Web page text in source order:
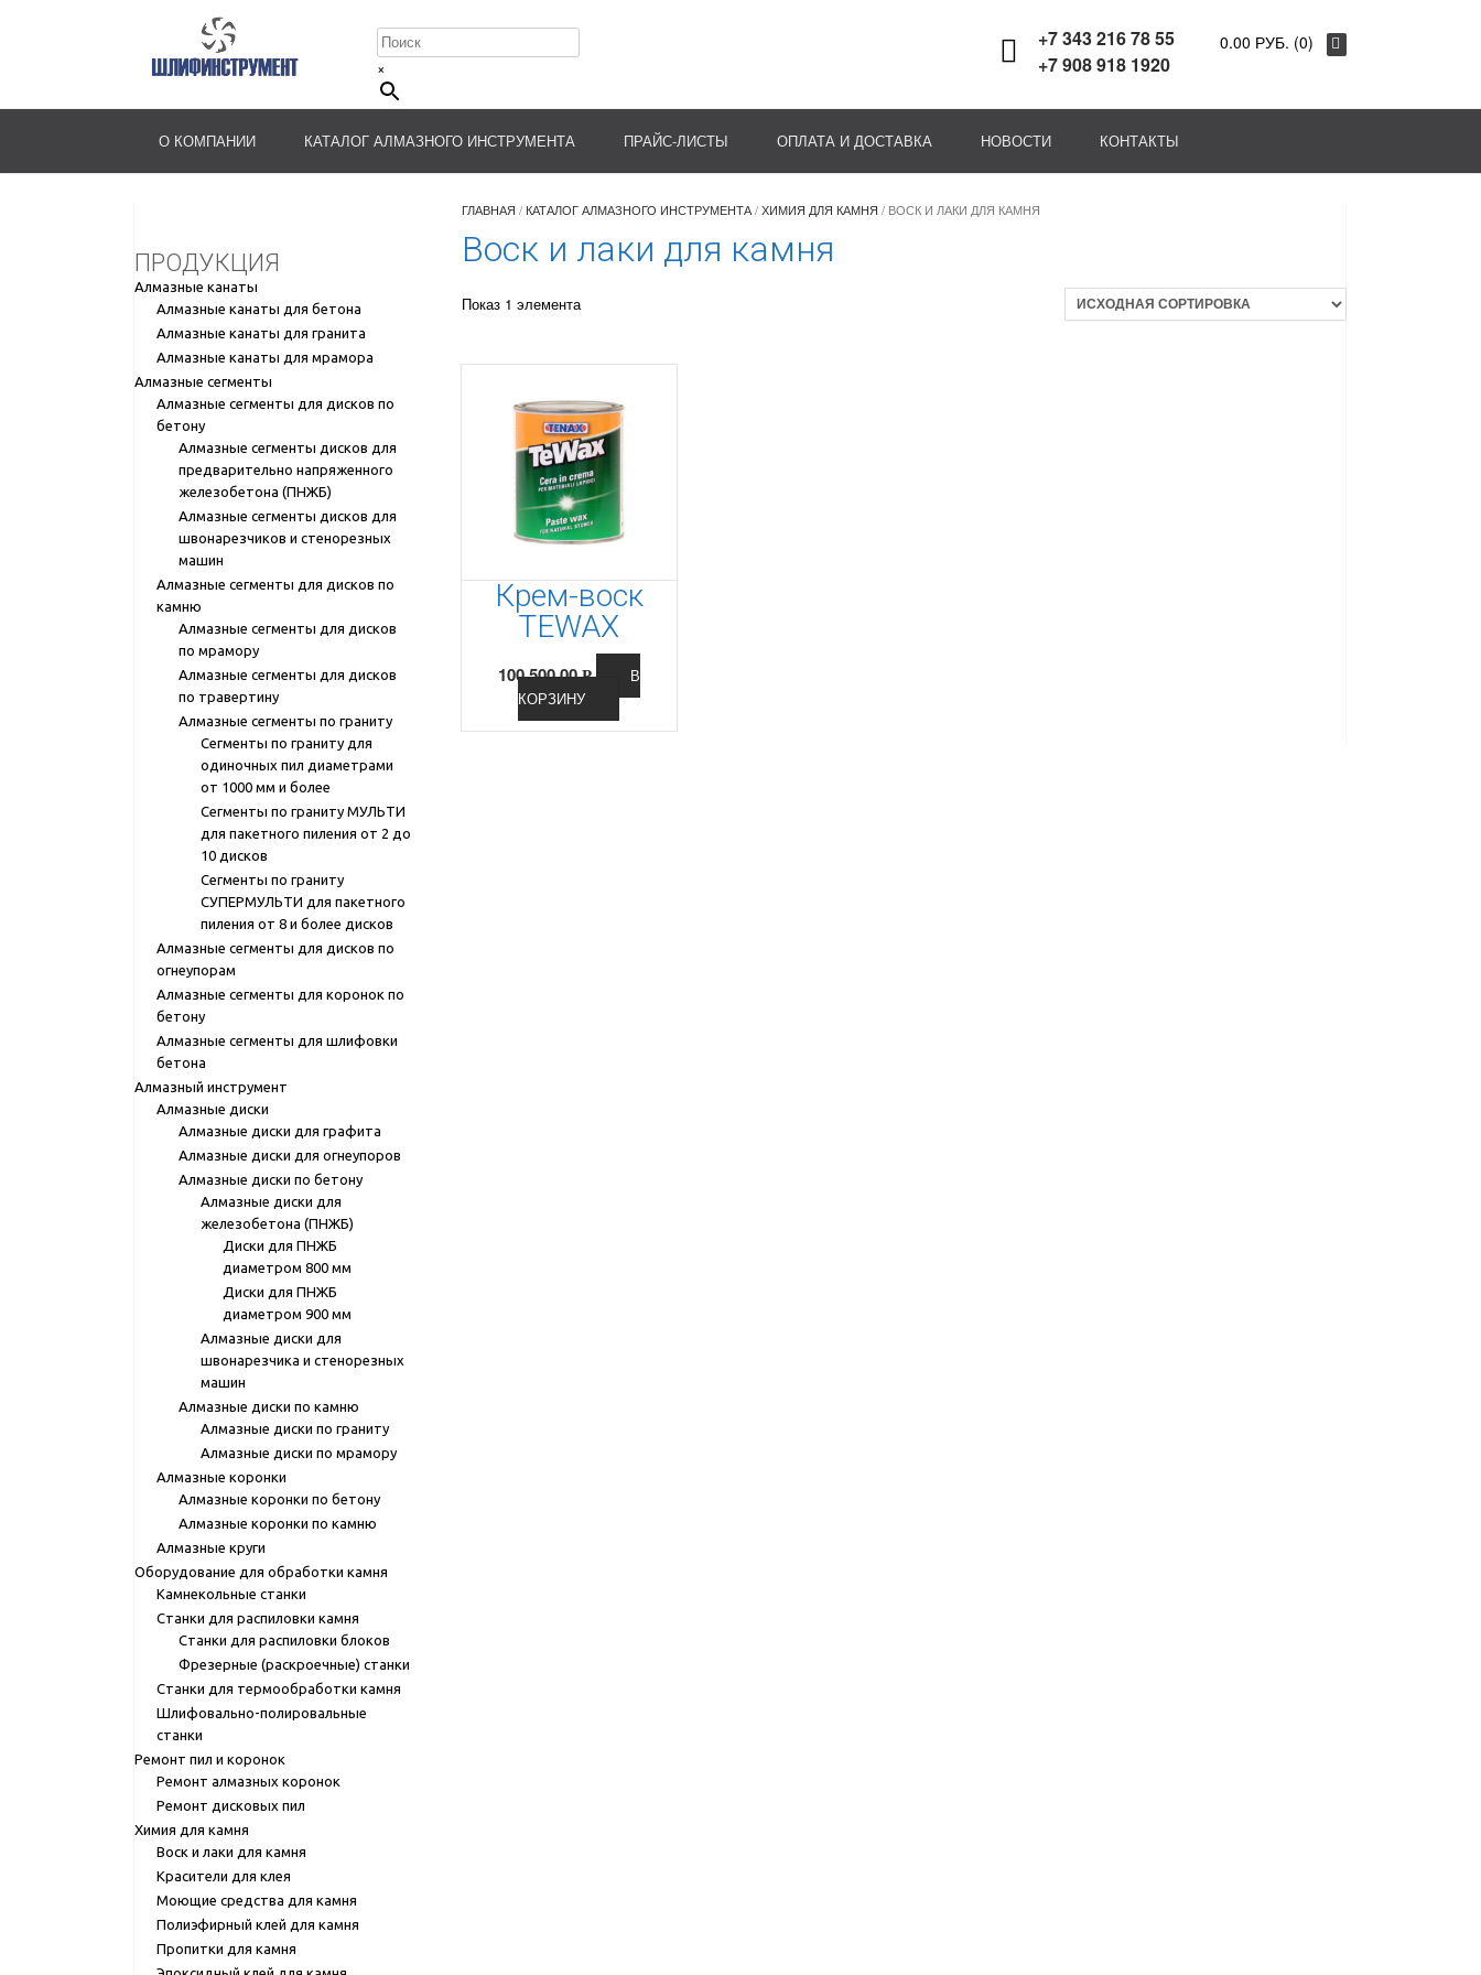
×
+7 343 216 78 55
+7 908 918 1920
0.00 РУБ. (0)
О КОМПАНИИ КАТАЛОГ АЛМАЗНОГО ИНСТРУМЕНТА ПРАЙС-ЛИСТЫ ОПЛАТА И ДОСТАВКА НОВОСТИ КОНТАКТЫ
ПРОДУКЦИЯ
Алмазные канаты
Алмазные канаты для бетона
Алмазные канаты для гранита
Алмазные канаты для мрамора
Алмазные сегменты
Алмазные сегменты для дисков по
бетону
Алмазные сегменты дисков для
предварительно напряженного
железобетона (ПНЖБ)
Алмазные сегменты дисков для
швонарезчиков и стенорезных
машин
Алмазные сегменты для дисков по
камню
Алмазные сегменты для дисков
по мрамору
Алмазные сегменты для дисков
по травертину
Алмазные сегменты по граниту
Сегменты по граниту для
одиночных пил диаметрами
от 1000 мм и более
Сегменты по граниту МУЛЬТИ
для пакетного пиления от 2 до
10 дисков
Сегменты по граниту
СУПЕРМУЛЬТИ для пакетного
пиления от 8 и более дисков
Алмазные сегменты для дисков по
огнеупорам
Алмазные сегменты для коронок по
бетону
Алмазные сегменты для шлифовки
бетона
Алмазный инструмент
Алмазные диски
Алмазные диски для графита
Алмазные диски для огнеупоров
Алмазные диски по бетону
Алмазные диски для
железобетона (ПНЖБ)
Диски для ПНЖБ
диаметром 800 мм
Диски для ПНЖБ
диаметром 900 мм
Алмазные диски для
швонарезчика и стенорезных
машин
Алмазные диски по камню
Алмазные диски по граниту
Алмазные диски по мрамору
Алмазные коронки
Алмазные коронки по бетону
Алмазные коронки по камню
Алмазные круги
Оборудование для обработки камня
Камнекольные станки
Станки для распиловки камня
Станки для распиловки блоков
Фрезерные (раскроечные) станки
Станки для термообработки камня
Шлифовально-полировальные
станки
Ремонт пил и коронок
Ремонт алмазных коронок
Ремонт дисковых пил
Химия для камня
Воск и лаки для камня
Красители для клея
Моющие средства для камня
Полиэфирный клей для камня
Пропитки для камня
ГЛАВНАЯ / КАТАЛОГ АЛМАЗНОГО ИНСТРУМЕНТА/ХИМИЯ ДЛЯ КАМНЯ / ВОСК И ЛАКИ ДЛЯ КАМНЯ
Воск и лаки для камня
Показ 1 элемента
Крем-воск
TEWAX
100,500.00Р
В
КОРЗИНУ